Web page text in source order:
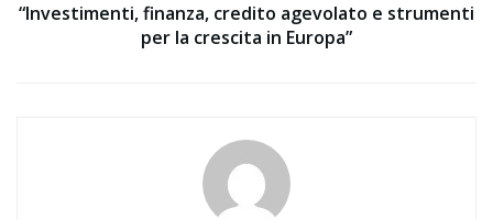
“Investimenti, finanza, credito agevolato e strumenti
per la crescita in Europa”